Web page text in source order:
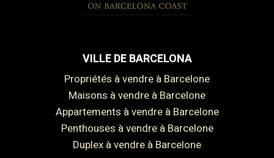
VILLE DE BARCELONA
Propriétés à vendre à Barcelone
Maisons à vendre à Barcelone
Appartements à vendre à Barcelone
Penthouses à vendre à Barcelone
Duplex à vendre à Barcelone